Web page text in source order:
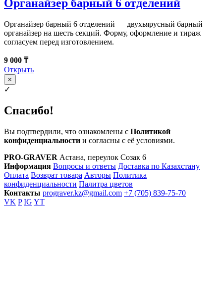
Органайзер барный 6 отделений
Органайзер барный 6 отделений — двухъярусный барный
органайзер на шесть секций. Форму, оформление и тираж
согласуем перед изготовлением.
9 000 ₸
Открыть
×
✓
Спасибо!
Вы подтвердили, что ознакомлены с Политикой
конфиденциальности и согласны с её условиями.
PRO-GRAVER Астана, переулок Созак 6
Информация Вопросы и ответы Доставка по Казахстану
Оплата Возврат товара Авторы Политика
конфиденциальности Палитра цветов
Контакты prograver.kz@gmail.com +7 (705) 839-75-70
VK P IG YT